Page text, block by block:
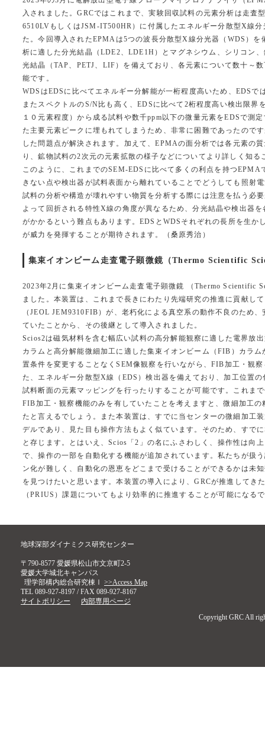
入されました。GRCではこれまで、実験回収試料の元素分析は走査
6510LVもしくはJSM-IT500HR）に付属したエネルギー分散型X線
た。今回導入されたEPMAは5つの波長分散型X線分光器（WDS）
析に適した分光結晶（LDE2、LDE1H）とマグネシウム、シリコン
光結晶（TAP、PETJ、LIF）を備えており、各元素について数十～
能です。
WDSはEDSに比べてエネルギー分解能が一桁程度高いため、EDSで
またスペクトルのS/N比も高く、EDSに比べて2桁程度高い検出限界
１０元素程度）から成る試料や数千ppm以下の微量元素をEDSで測
た主要元素ピークに埋もれてしまうため、非常に困難であったので
した問題点が解決されます。加えて、EPMAの面分析では各元素の
り、鉱物試料の2次元の元素拡散の様子などについてより詳しく知る
このように、これまでのSEM-EDSに比べて多くの利点を持つ
きない点や検出器が試料表面から離れていることでどうしても照射
試料の分析や構造が壊れやすい物質を分析する際には注意を払う必
よって回折される特性X線の角度が異なるため、分光結晶や検出器
がかかるという難点もあります。EDSとWDSそれぞれの長所を生
が威力を発揮することが期待されます。（桑原秀治）
集束イオンビーム走査電子顕微鏡（Thermo Scientific
2023年2月に集束イオンビーム走査電子顕微鏡 （Thermo Scientific
ました。本装置は、これまで長きにわたり先端研究の推進に貢献し
（JEOL JEM9310FIB）が、老朽化による真空系の動作不良のため
ていたことから、その後継として導入されました。
Scios2は磁気材料を含む幅広い試料の高分解能観察に適した電界放
カラムと高分解能微細加工に適した集束イオンビーム（FIB）カラ
置条件を変更することなくSEM像観察を行いながら、FIB加工・観
た、エネルギー分散型X線（EDS）検出器を備えており、加工位置
試料断面の元素マッピングを行ったりすることが可能です。これま
FIB加工・観察機能のみを有していたことを考えますと、微細加工
たと言えるでしょう。また本装置は、すでに当センターの微細加工
デルであり、見た目も操作方法もよく似ています。そのため、すで
と存じます。とはいえ、Scios「2」の名にふさわしく、操作性は向
で、操作の一部を自動化する機能が追加されています。私たちが扱
ン化が難しく、自動化の恩恵をどこまで受けることができるかは未
を見つけたいと思います。本装置の導入により、GRCが推進して
（PRIUS）課題についてもより効率的に推進することが可能になる
地球深部ダイナミクス研究センター
〒790-8577 愛媛県松山市文京町2-5
愛媛大学城北キャンパス
理学部構内総合研究棟Ⅰ >>Access Map
TEL 089-927-8197 / FAX 089-927-8167
サイトポリシー
内部専用ページ
Copyright GRC All